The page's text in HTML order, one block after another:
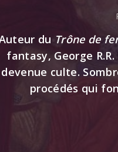
duTrône de
fantasy, George
devenue culte.
procédés qui